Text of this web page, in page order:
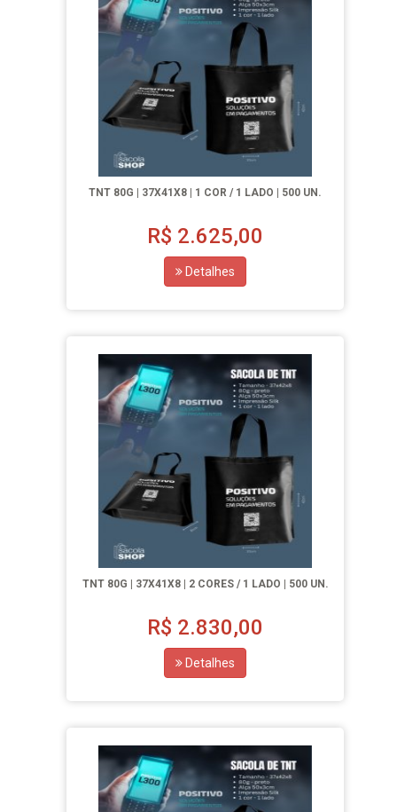
TNT 80G | 37X41X8 | 1 COR / 1 LADO | 500 UN.
R$ 2.625,00
Detalhes
TNT 80G | 37X41X8 | 2 CORES / 1 LADO | 500 UN.
R$ 2.830,00
Detalhes